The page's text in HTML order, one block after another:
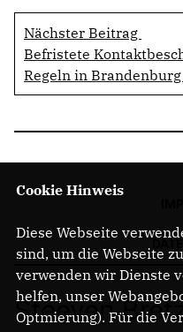
Nächster Beitrag
Befristete
Regeln in
Steeven
Cookie Hinweis
Diese Webseite
sind, um die Webseite
verwenden wir Dienste
helfen, unser
Optmierung). Für die